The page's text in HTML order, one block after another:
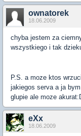
ownatorek
18.06.2009
chyba jestem za
wszystkiego i tak
P.S. a moze ktos
jakiegos serva a ja
glupie ale moze
eXx
18.06.2009